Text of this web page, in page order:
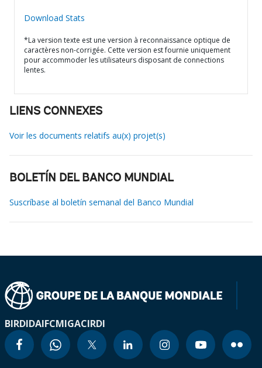
Download Stats
*La version texte est une version à reconnaissance optique de
caractères non-corrigée. Cette version est fournie uniquement
pour accommoder les utilisateurs disposant de connections
lentes.
LIENS CONNEXES
Voir les documents relatifs au(x) projet(s)
BOLETÍN DEL BANCO MUNDIAL
Suscríbase al boletín semanal del Banco Mundial
BIRDIDAIFCMIGACIRDI